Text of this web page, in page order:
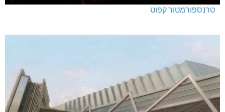
טרנספורמטור קפוט